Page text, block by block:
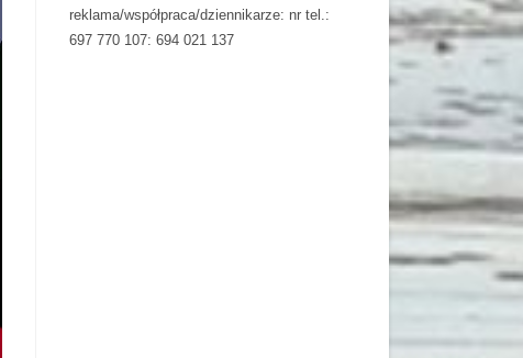
reklama/współpraca/dziennikarze: nr tel.:
697 770 107: 694 021 137